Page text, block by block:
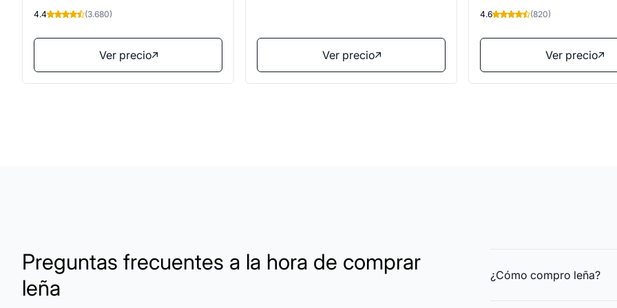
Almacenamiento Interior y Exterior
4.4 (3.680)
Ver precio Ver precio
4.6 (820)
Ver precio
Preguntas frecuentes a la hora de comprar
leña
¿Cómo compro leña?